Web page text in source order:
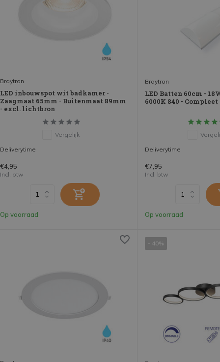
Braytron
LED inbouwspot wit badkamer -
Zaagmaat 65mm - Buitenmaat 89mm
- excl. lichtbron
Vergelijk
Deliverytime
€4,95
Incl. btw
Op voorraad
Braytron
LED Batten 60cm -
6000K 840 -
Deliverytime
€7,95
Incl. btw
Op voorraad
- 40%